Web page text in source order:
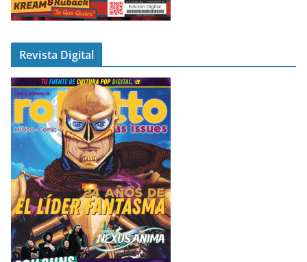
Revista Digital